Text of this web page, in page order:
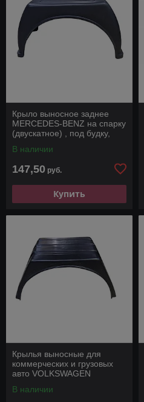
Крыло выносное заднее
MERCEDES-BENZ на спарку
(двускатное) , под будку,
В наличии
147,50 руб.
Купить
Крылья выносные для
коммерческих и грузовых
авто VOLKSWAGEN
В наличии